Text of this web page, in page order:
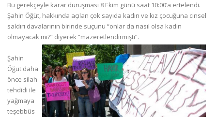
Bu gerekçeyle karar duruşması 8 Ekim günü saat 10:00’a ertelendi.
Şahin Öğüt, hakkında açılan çok sayıda kadın ve kız çocuğuna cinsel
saldırı davalarının birinde suçunu “onlar da nasıl olsa kadın
olmayacak mı?” diyerek “mazeretlendirmişti”.
Şahin
Öğüt daha
önce silah
tehdidi ile
yağmaya
teşebbüs